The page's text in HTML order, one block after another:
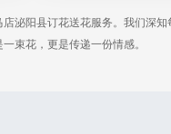
泌阳县订花送花服务。我们深
束花，更是传递一份情感。